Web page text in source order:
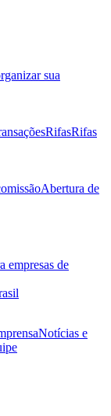
sua
RifasRifas
Abertura de
empresas de
Notícias e